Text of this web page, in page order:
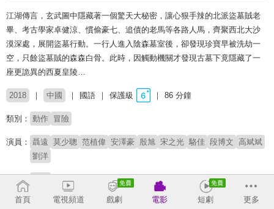
江湖傳言，玄武圖中隱藏著一個驚天大秘密，讓心狠手辣的北派盜墓賊老
畢、考古學家卓健涼、慣偷豪七、追債的老馬等各路人馬，齊聚西北大沙
漠深處，展開盜墓行動。一行人進入陰森墓室後，卻發現珍寶早被洗劫一
空，只餘盜墓賊的森森白骨。此時，因觸動機關才發現古墓下竟隱藏了一
座更詭異的西夏皇陵…
2018 中國 國語 保護級 86 分鐘
類別： 動作 冒險
演員： 聶遠 莫少聰 范植偉 安澤豪 殷旭 宋之光 駱佳 段博文 高斌斌
劉洋
導演：
# 盜墓尋寶 # 奇幻動作
首頁 電視頻道 戲劇 電影 短劇 更多